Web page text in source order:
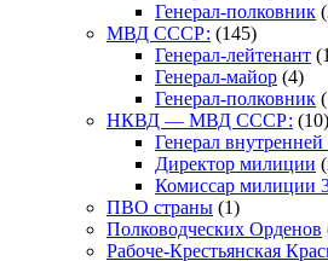
Генерал-полковник
МВД СССР: (145)
Генерал-лейтенант
Генерал-майор (4)
Генерал-полковник
НКВД — МВД СССР: (10)
Генерал
Директор милиции
Комиссар милиции
ПВО страны (1)
Полководческих Орденов
Рабоче-Крестьянская